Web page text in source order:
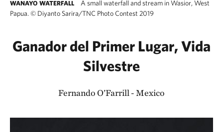
WANAYO WATERFALL
A small waterfall and stream in Wasior, West
Papua. © Diyanto Sarira/TNC Photo Contest 2019
Ganador del Primer Lugar, Vida
Silvestre
Fernando O’Farrill - Mexico